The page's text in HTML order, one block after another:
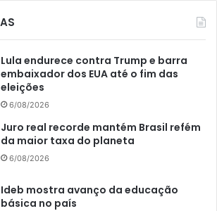
Lula endurece contra Trump e barra
embaixador dos EUA até o fim das
eleições
6/08/2026
Juro real recorde mantém Brasil refém
da maior taxa do planeta
6/08/2026
Ideb mostra avanço da educação
básica no país